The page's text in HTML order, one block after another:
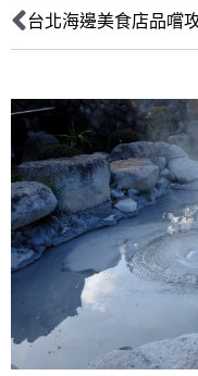
台北海邊美食店品嚐